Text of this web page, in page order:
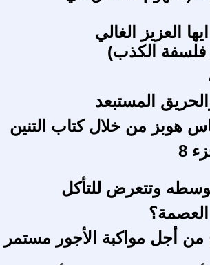
العزيز الغالي
فلسفة الكذب)
المستبعد
هوبز من خلال كتاب التنين
8
وتتعرض للتأكل
من أجل مواكبة الأجور مستمر